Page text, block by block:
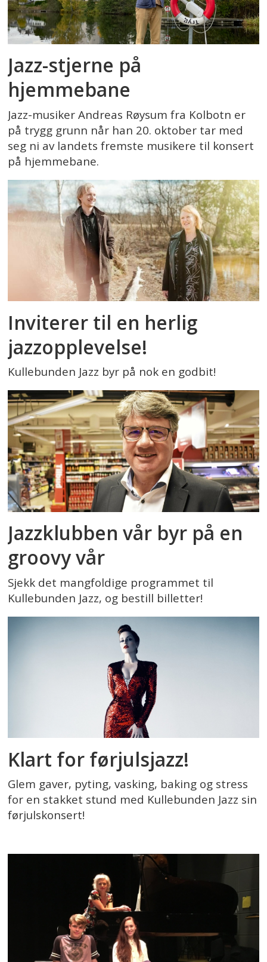
Jazz-stjerne på
hjemmebane
Jazz-musiker Andreas Røysum fra Kolbotn er
på trygg grunn når han 20. oktober tar med
seg ni av landets fremste musikere til konsert
på hjemmebane.
Inviterer til en herlig
jazzopplevelse!
Kullebunden Jazz byr på nok en godbit!
Jazzklubben vår byr på en
groovy vår
Sjekk det mangfoldige programmet til
Kullebunden Jazz, og bestill billetter!
Klart for førjulsjazz!
Glem gaver, pyting, vasking, baking og stress
for en stakket stund med Kullebunden Jazz sin
førjulskonsert!